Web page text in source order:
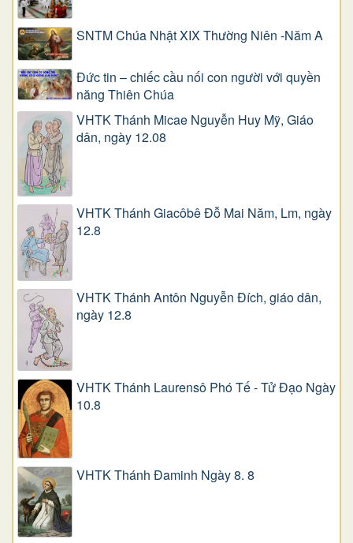
SNTM Chúa Nhật XIX Thường Niên -Năm A
Đức tin – chiếc cầu nối con người với quyền
năng Thiên Chúa
VHTK Thánh Micae Nguyễn Huy Mỹ, Giáo
dân, ngày 12.08
VHTK Thánh Giacôbê Ðỗ Mai Năm, Lm, ngày
12.8
VHTK Thánh Antôn Nguyễn Ðích, giáo dân,
ngày 12.8
VHTK Thánh Laurensô Phó Tế - Tử Đạo Ngày
10.8
VHTK Thánh Đaminh Ngày 8. 8